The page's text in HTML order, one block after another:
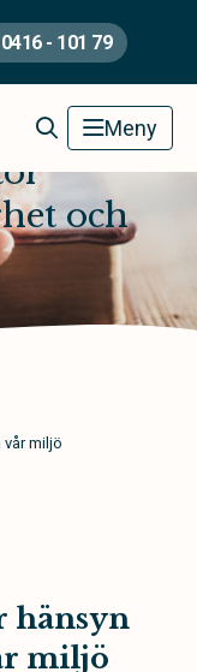
0416 - 101 79
Meny
och
miljö
hänsyn
miljö